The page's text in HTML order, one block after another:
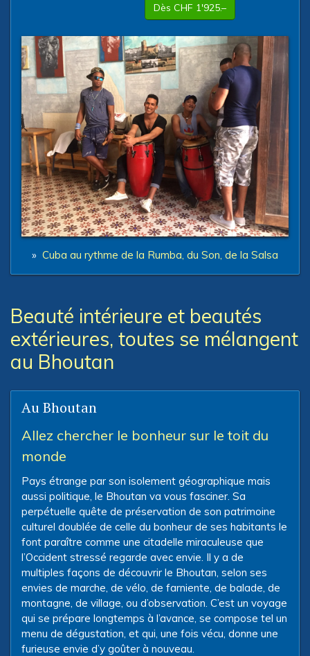
Dès CHF 1'925.–
» Cuba au rythme de la Rumba, du Son, de la Salsa
Beauté intérieure et beautés
extérieures, toutes se mélangent
au Bhoutan
Au Bhoutan
Allez chercher le bonheur sur le toit du
monde
Pays étrange par son isolement géographique mais
aussi politique, le Bhoutan va vous fasciner. Sa
perpétuelle quête de préservation de son patrimoine
culturel doublée de celle du bonheur de ses habitants le
font paraître comme une citadelle miraculeuse que
l’Occident stressé regarde avec envie. Il y a de
multiples façons de découvrir le Bhoutan, selon ses
envies de marche, de vélo, de farniente, de balade, de
montagne, de village, ou d’observation. C’est un voyage
qui se prépare longtemps à l’avance, se compose tel un
menu de dégustation, et qui, une fois vécu, donne une
furieuse envie d’y goûter à nouveau.